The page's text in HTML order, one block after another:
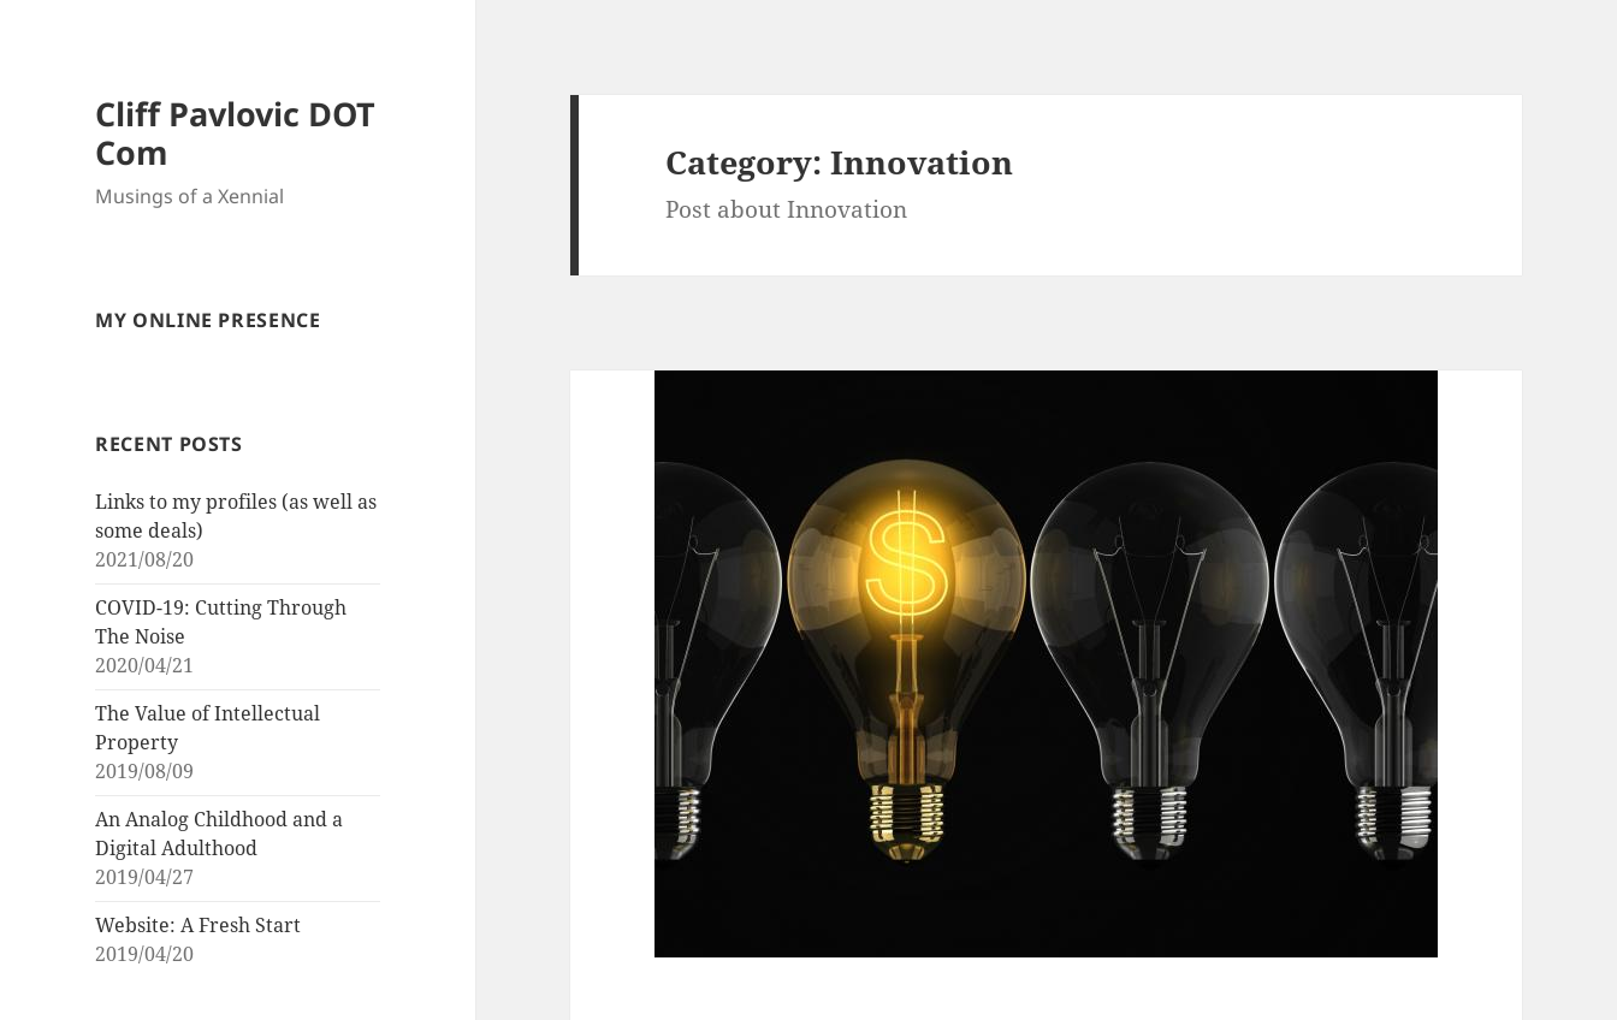
Cliff Pavlovic DOT
Com
Musings of a Xennial
MY ONLINE PRESENCE
RECENT POSTS
Links to my profiles (as well as
some deals)
2021/08/20
COVID-19: Cutting Through
The Noise
2020/04/21
The Value of Intellectual
Property
2019/08/09
An Analog Childhood and a
Digital Adulthood
2019/04/27
Website: A Fresh Start
2019/04/20
Category:Innovation
Post about Innovation